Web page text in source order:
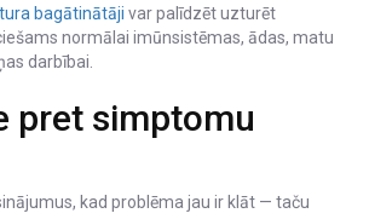
bagātinātāji var palīdzēt uzturēt
normālai imūnsistēmas, ādas, matu
darbībai.
pret simptomu
kad problēma jau ir klāt — taču